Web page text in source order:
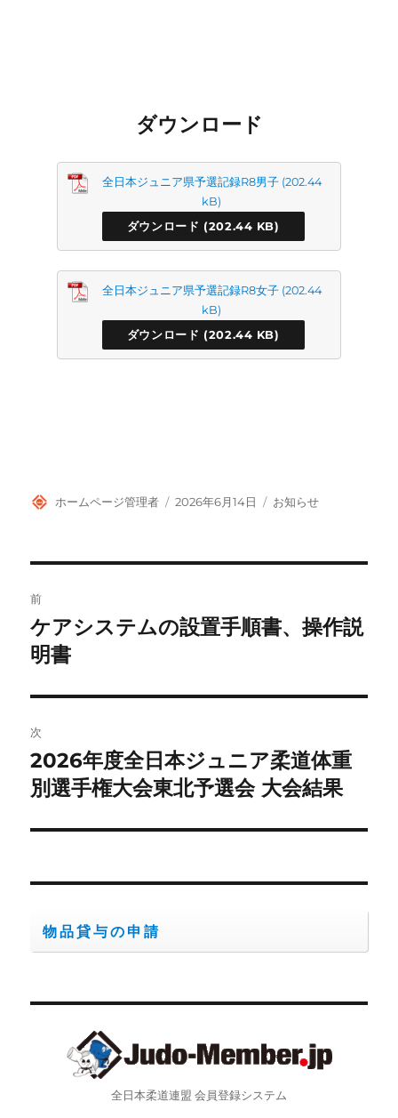
ダウンロード
全日本ジュニア県予選記録R8男子
ダウンロード
全日本ジュニア県予選記録R8女子
ダウンロード
投
ホームページ管理者
投
2026年6月14日
カ
お知らせ
稿
ナ
ビ
ゲ
ー
シ
ン
前
前
の
稿:
ケアシステムの設置手順書、操作説
明書
次
次
の
稿:
2026年度全日本ジュニア柔道体重
別選手権大会東北予選会 大会結果
物品貸与の申請
全日本柔道連盟 会員登録システム